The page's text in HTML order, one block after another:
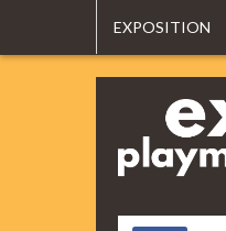
EXPOSITION